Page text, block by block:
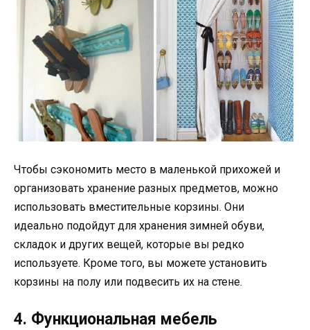
Чтобы сэкономить место в маленькой прихожей и
организовать хранение разных предметов, можно
использовать вместительные корзины. Они
идеально подойдут для хранения зимней обуви,
складок и других вещей, которые вы редко
используете. Кроме того, вы можете установить
корзины на полу или подвесить их на стене.
4. Функциональная мебель